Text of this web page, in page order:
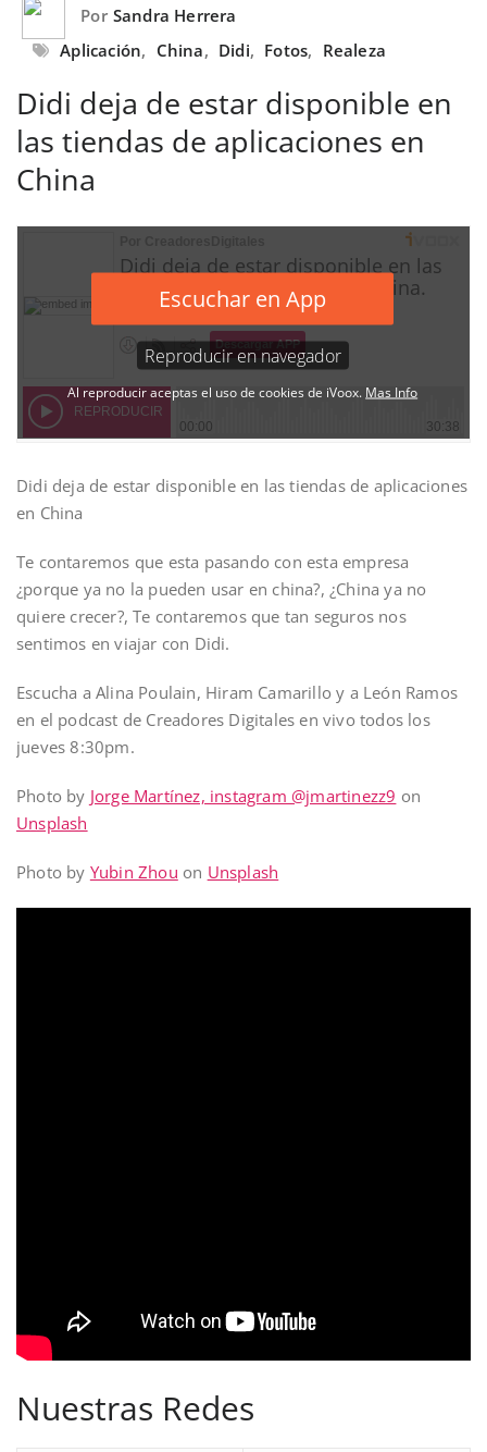
Por Sandra Herrera
Aplicación, China, Didi, Fotos, Realeza
Didi deja de estar disponible en
las tiendas de aplicaciones en
China
Didi deja de estar disponible en las tiendas de aplicaciones
en China
Te contaremos que esta pasando con esta empresa
¿porque ya no la pueden usar en china?, ¿China ya no
quiere crecer?, Te contaremos que tan seguros nos
sentimos en viajar con Didi.
Escucha a Alina Poulain, Hiram Camarillo y a León Ramos
en el podcast de Creadores Digitales en vivo todos los
jueves 8:30pm.
Photo by Jorge Martínez, instagram @jmartinezz9 on
Unsplash
Photo by Yubin Zhou on Unsplash
Nuestras Redes